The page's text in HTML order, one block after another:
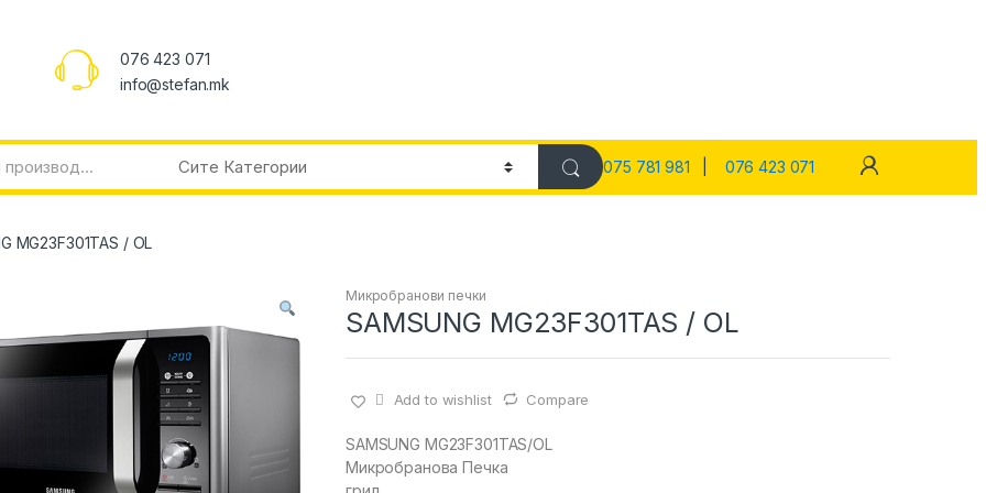
076 423 071
info@stefan.mk
075 781 981 076 423 071
MG23F301TAS / OL
Микробранови печки
SAMSUNG MG23F301TAS / OL
Add to wishlist Compare
SAMSUNG MG23F301TAS/OL
Микробранова Печка